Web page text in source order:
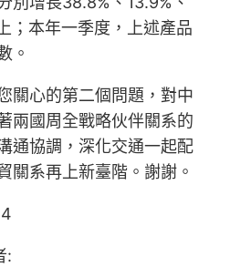
；本年一季度，上述產品
。
關心的第二個問題，對中
兩國周全戰略伙伴關系的
通協調，深化交通一起配
關系再上新臺階。謝謝。
: